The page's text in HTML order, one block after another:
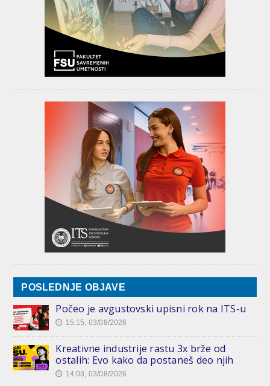
POSLEDNJE OBJAVE
Počeo je avgustovski upisni rok na ITS-u
🕔 15:15, 03/08/2026
Kreativne industrije rastu 3x brže od
ostalih: Evo kako da postaneš deo njih
🕔 14:03, 03/08/2026